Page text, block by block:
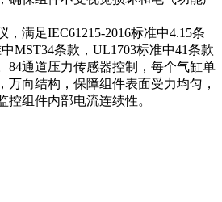
满足IEC61215-2016标准中4.15条
MST34条款，UL1703标准中41条款
84通道压力传感器控制，每个气缸单
万向结构，保障组件表面受力均匀，
控组件内部电流连续性。